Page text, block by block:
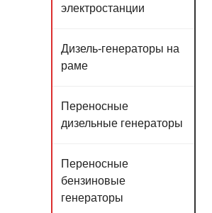
электростанции
Дизель-генераторы на
раме
Переносные
дизельные генераторы
Переносные
бензиновые
генераторы